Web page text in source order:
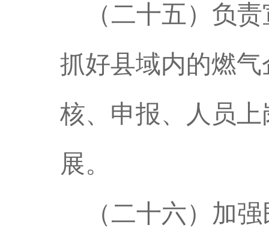
（二十五）负
抓好县域内的燃
核、申报、人员
展。
（二十六）加